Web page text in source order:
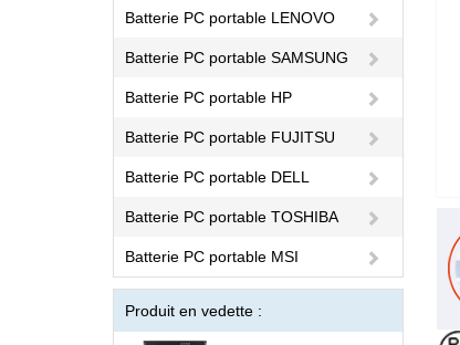
Batterie PC portable LENOVO
Batterie PC portable SAMSUNG
Batterie PC portable HP
Batterie PC portable FUJITSU
Batterie PC portable DELL
Batterie PC portable TOSHIBA
Batterie PC portable MSI
Produit en vedette :